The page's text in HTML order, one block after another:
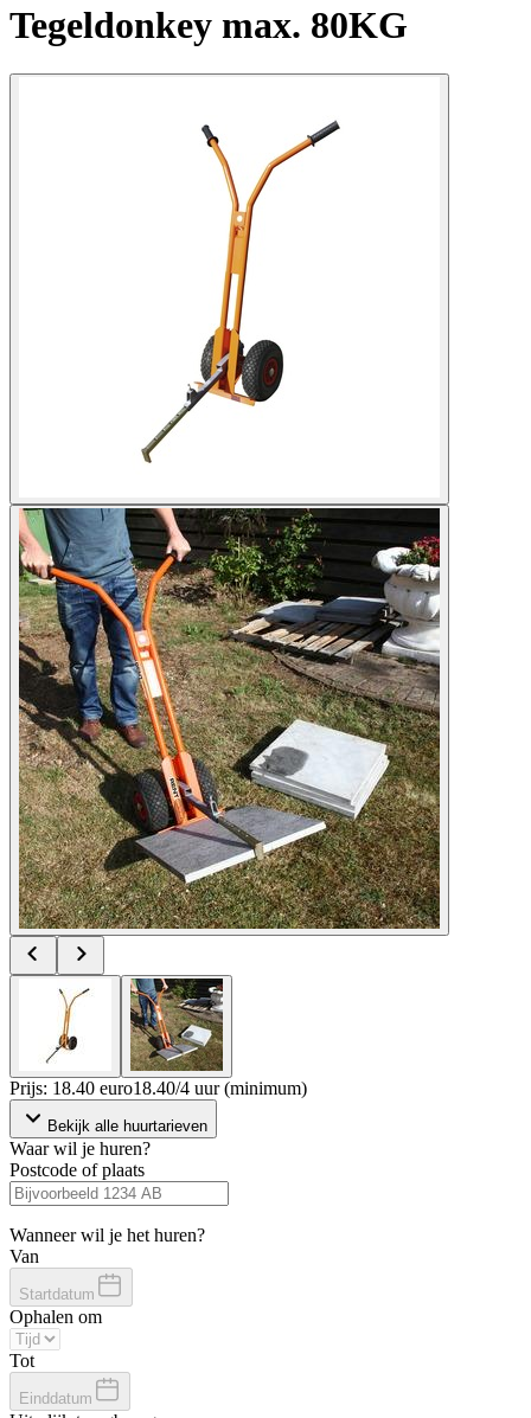
Tegeldonkey max. 80KG
Prijs: 18.40 euro18.40/4 uur (minimum)
Bekijk alle huurtarieven
Waar wil je huren?
Postcode of plaats
Wanneer wil je het huren?
Van
Startdatum
Ophalen om
Tot
Einddatum